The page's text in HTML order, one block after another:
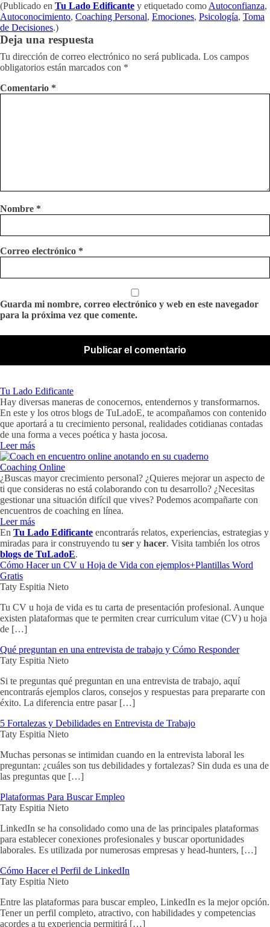
(Publicado en Tu Lado Edificante y etiquetado como Autoconfianza,
Autoconocimiento, Coaching Personal, Emociones, Psicología, Toma
de Decisiones.)
Deja una respuesta
Tu dirección de correo electrónico no será publicada. Los campos
obligatorios están marcados con *
Comentario *
Nombre *
Correo electrónico *
Guarda mi nombre, correo electrónico y web en este navegador
para la próxima vez que comente.
Tu Lado Edificante
Hay diversas maneras de conocernos, entendernos y transformarnos.
En este y los otros blogs de TuLadoE, te acompañamos con contenido
que aportará a tu crecimiento personal, realidades cotidianas contadas
de una forma a veces poética y hasta jocosa.
Leer más
Coaching Online
¿Buscas mayor crecimiento personal? ¿Quieres mejorar un aspecto de
ti que consideras no está colaborando con tu desarrollo? ¿Necesitas
gestionar una situación difícil que vives? Podemos acompañarte con
encuentros de coaching en línea.
Leer más
En Tu Lado Edificante encontrarás relatos, experiencias, estrategias y
miradas para ir construyendo tu ser y hacer. Visita también los otros
blogs de TuLadoE.
Cómo Hacer un CV u Hoja de Vida con ejemplos+Plantillas Word
Gratis
Taty Espitia Nieto
Tu CV u hoja de vida es tu carta de presentación profesional. Aunque
existen plataformas que te permiten crear curriculum vitae (CV) u hoja
de […]
Qué preguntan en una entrevista de trabajo y Cómo Responder
Taty Espitia Nieto
Si te preguntas qué preguntan en una entrevista de trabajo, aquí
encontrarás ejemplos claros, consejos y respuestas para prepararte con
éxito. La diferencia entre pasar […]
5 Fortalezas y Debilidades en Entrevista de Trabajo
Taty Espitia Nieto
Muchas personas se intimidan cuando en la entrevista laboral les
preguntan: ¿cuáles son tus debilidades y fortalezas? Sin duda es una de
las preguntas que […]
Plataformas Para Buscar Empleo
Taty Espitia Nieto
LinkedIn se ha consolidado como una de las principales plataformas
para establecer conexiones profesionales y buscar oportunidades
laborales. Es utilizada por numerosas empresas y head-hunters, […]
Cómo Hacer el Perfil de LinkedIn
Taty Espitia Nieto
Entre las plataformas para buscar empleo, LinkedIn es la mejor opción.
Tener un perfil completo, atractivo, con habilidades y competencias
acordes a tu experiencia permitirá […]